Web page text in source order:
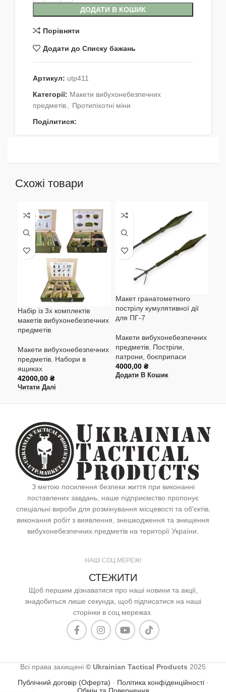
ДОДАТИ В КОШИК
Порівняти
Додати до Списку бажань
Артикул: utp411
Категорії: Макети вибухонебезпечних
предметів
Протипіхотні міни
Поділитися:
Схожі товари
НЕМА
Набір із 3х комплектів
макетів вибухонебезпечних
предметів
Макети вибухонебезпечних
предметів Набори в
ящиках
42000,00 ₴
Читати Далі
Макет гранатометного
пострілу кумулятивної дії
для ПГ-7
Макети вибухонебезпечних
предметів Постріли,
патрони, боєприпаси
4000,00 ₴
Додати В Кошик
З метою посилення безпеки життя при виконанні
поставлених завдань, наше підприємство пропонує
спеціальні вироби для розмінування місцевості та об'єктів,
виконання робіт з виявлення, знешкодження та знищення
вибухонебезпечних предметів на території України.
НАШІ СОЦ МЕРЕЖІ
СТЕЖИТИ
Щоб першим дізнаватися про наші новини та акції,
знадобиться лише секунда, щоб підписатися на наші
сторінки в соц мережах.
Всі права захищені © Ukrainian Tactical Products 2025
Публічний договір (Оферта) · Політика конфіденційності·
Обмін та Повернення